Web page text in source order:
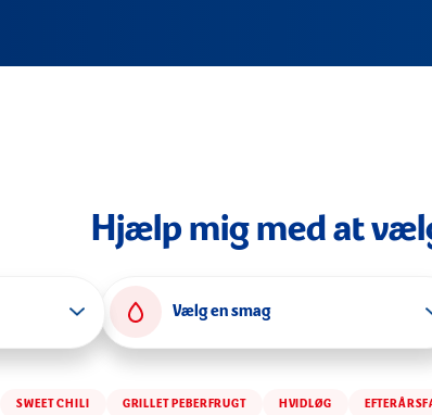
Hjælp mig med at
Vælg en smag
SWEET CHILI GRILLET PEBERFRUGT HVIDLØG